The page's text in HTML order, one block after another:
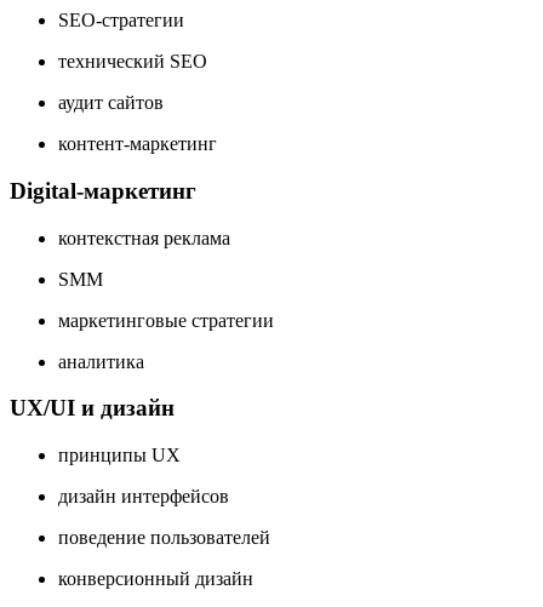
SEO-стратегии
технический SEO
аудит сайтов
контент-маркетинг
Digital-маркетинг
контекстная реклама
SMM
маркетинговые стратегии
аналитика
UX/UI и дизайн
принципы UX
дизайн интерфейсов
поведение пользователей
конверсионный дизайн